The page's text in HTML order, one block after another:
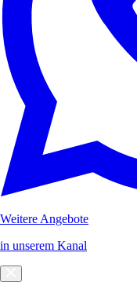
Weitere Angebote
in unserem Kanal